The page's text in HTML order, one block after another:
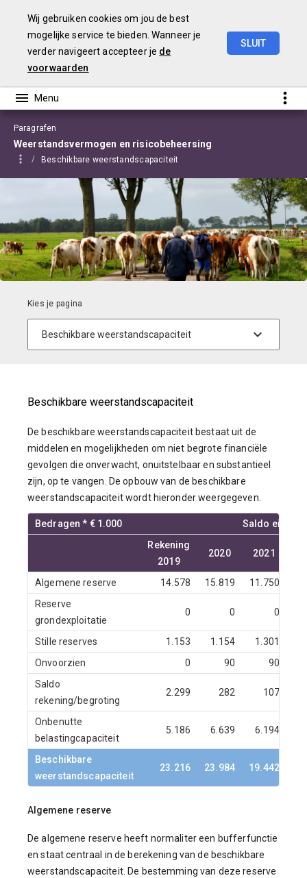
Paragrafen
Weerstandsvermogen en risicobeheersing
Beschikbare weerstandscapaciteit
Beschikbare weerstandscapaciteit
De beschikbare weerstandscapaciteit bestaat uit de
middelen en mogelijkheden om niet begrote financiële
gevolgen die onverwacht, onuitstelbaar en substantieel
zijn, op te vangen. De opbouw van de beschikbare
weerstandscapaciteit wordt hieronder weergegeven.
Bedragen * € 1.000
Saldo einde
Rekening
2019
2020 2021
Algemene reserve 14.578 15.819 11.750
Reserve
grondexploitatie
0 0 0
Stille reserves 1.153 1.154 1.301
Onvoorzien
0 90
90
Saldo
rekening/begroting
2.299 282 107
Onbenutte
belastingcapaciteit
5.186 6.639 6.194
Beschikbare
weerstandscapaciteit
23.216 23.984 19.442
Algemene reserve
De algemene reserve heeft normaliter een bufferfunctie
en staat centraal in de berekening van de beschikbare
weerstandscapaciteit. De bestemming van deze reserve
Wij gebruiken cookies om jou de best
mogelijke service te bieden. Wanneer je
verder navigeert accepteer je de
voorwaarden
SLUIT